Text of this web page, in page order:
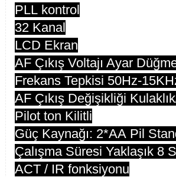
PLL kontrol
32 Kanal
LCD Ekran
AF Çıkış Voltajı Ayar
Frekans Tepkisi 50Hz-
AF Çıkış Değişikliği
Pilot ton Kilitli
Güç Kaynağı: 2*AA Pil
Çalışma SüresiYaklaşık 8
ACT / IR fonksiyonu